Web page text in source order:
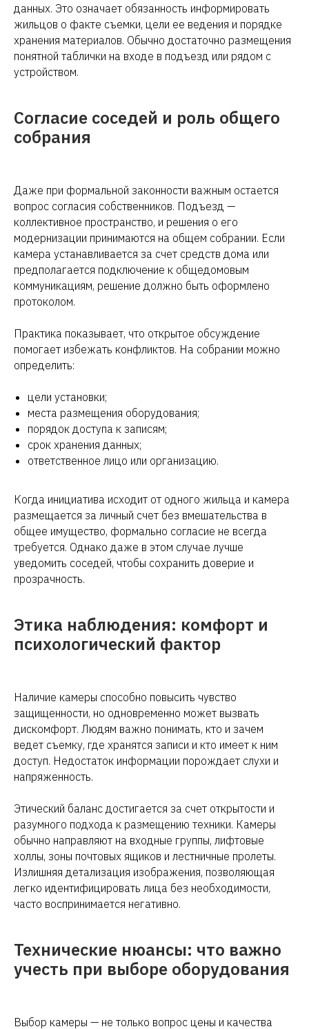
данных. Это означает обязанность информировать
жильцов о факте съемки, цели ее ведения и порядке
хранения материалов. Обычно достаточно размещения
понятной таблички на входе в подъезд или рядом с
устройством.
Согласие соседей и роль общего
собрания
Даже при формальной законности важным остается
вопрос согласия собственников. Подъезд —
коллективное пространство, и решения о его
модернизации принимаются на общем собрании. Если
камера устанавливается за счет средств дома или
предполагается подключение к общедомовым
коммуникациям, решение должно быть оформлено
протоколом.
Практика показывает, что открытое обсуждение
помогает избежать конфликтов. На собрании можно
определить:
цели установки;
места размещения оборудования;
порядок доступа к записям;
срок хранения данных;
ответственное лицо или организацию.
Когда инициатива исходит от одного жильца и камера
размещается за личный счет без вмешательства в
общее имущество, формально согласие не всегда
требуется. Однако даже в этом случае лучше
уведомить соседей, чтобы сохранить доверие и
прозрачность.
Этика наблюдения: комфорт и
психологический фактор
Наличие камеры способно повысить чувство
защищенности, но одновременно может вызвать
дискомфорт. Людям важно понимать, кто и зачем
ведет съемку, где хранятся записи и кто имеет к ним
доступ. Недостаток информации порождает слухи и
напряженность.
Этический баланс достигается за счет открытости и
разумного подхода к размещению техники. Камеры
обычно направляют на входные группы, лифтовые
холлы, зоны почтовых ящиков и лестничные пролеты.
Излишняя детализация изображения, позволяющая
легко идентифицировать лица без необходимости,
часто воспринимается негативно.
Технические нюансы: что важно
учесть при выборе оборудования
Выбор камеры — не только вопрос цены и качества